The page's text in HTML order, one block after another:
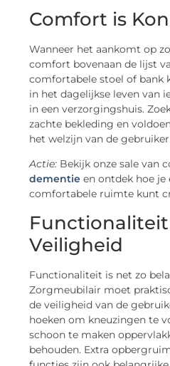
Comfort is
Wanneer het aankomt op
comfort bovenaan de lijst
comfortabele stoel of bank
in het dagelijkse leven van
in een verzorgingshuis.
zachte bekleding en
het welzijn van de
Actie: Bekijk onze sale van
dementie en ontdek hoe je
comfortabele ruimte kunt
Veiligheid
Functionaliteit is net zo
Zorgmeubilair moet
de veiligheid van de
hoeken om kneuzingen te
schoon te maken
behouden. Extra